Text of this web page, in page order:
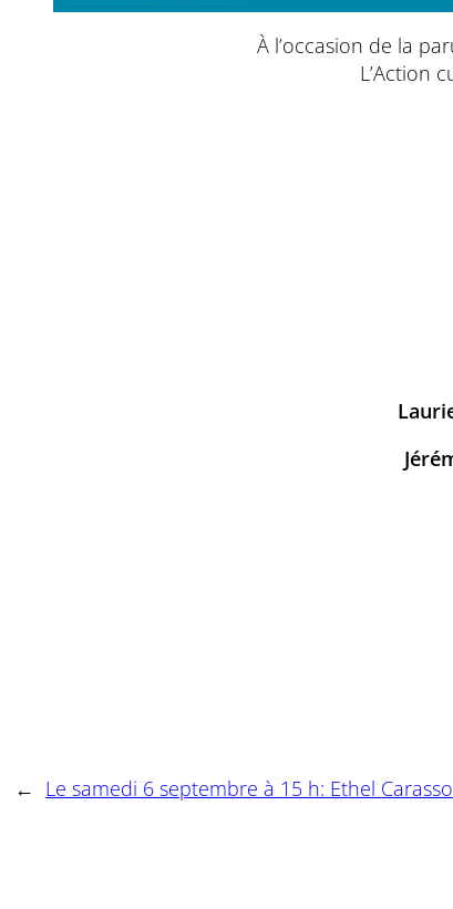
À l’occasion de la
L’Action
← Le samedi 6 septembre à 15 h: Ethel